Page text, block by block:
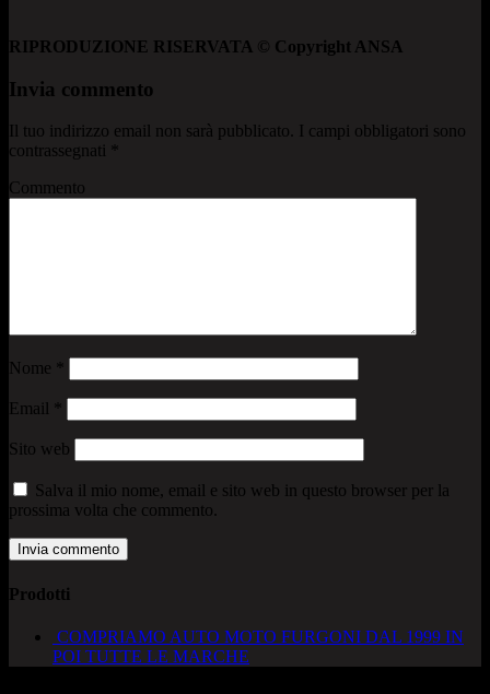
RIPRODUZIONE RISERVATA © Copyright ANSA
Invia commento
Il tuo indirizzo email non sarà pubblicato.
I campi obbligatori sono
contrassegnati
Commento
Nome
Email
Sito web
Salva il mio nome, email e sito web in questo browser per la
prossima volta che commento.
Prodotti
COMPRIAMO AUTO MOTO FURGONI DAL 1999 IN
POI TUTTE LE MARCHE